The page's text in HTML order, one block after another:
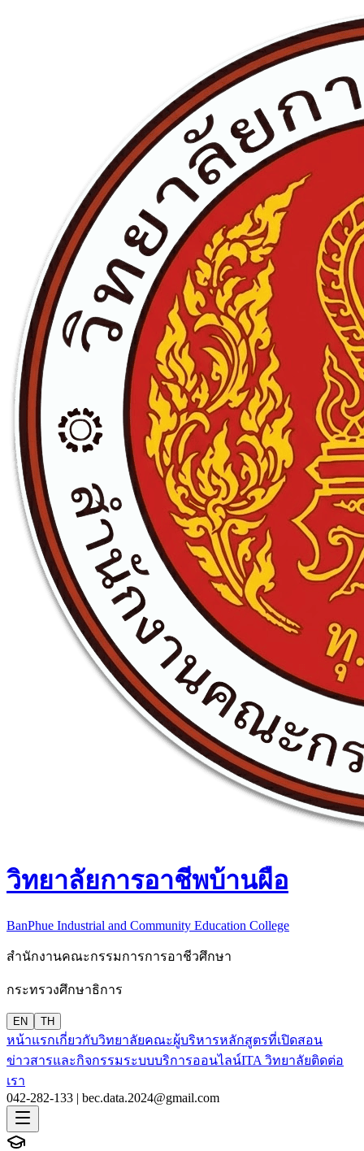
วิทยาลัยการอาชีพบ้านผือ
BanPhue Industrial and Community Education College
สำนักงานคณะกรรมการการอาชีวศึกษา
กระทรวงศึกษาธิการ
EN TH
หน้าแรกเกี่ยวกับวิทยาลัยคณะผู้บริหารหลักสูตรที่เปิดสอน
ข่าวสารและกิจกรรมระบบบริการออนไลน์ITA วิทยาลัยติดต่อ
เรา
042-282-133 | bec.data.2024@gmail.com